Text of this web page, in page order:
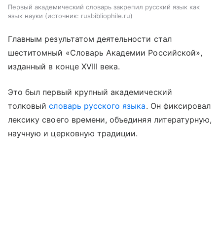
Первый академический словарь закрепил русский язык как
язык науки
источник: rusbibliophile.ru
Главным результатом деятельности стал
шеститомный «Словарь Академии Российской»,
изданный в конце XVIII века.
Это был первый крупный академический
толковыйсловарь русского языка. Он фиксировал
лексику своего времени, объединяя литературную,
научную и церковную традиции.